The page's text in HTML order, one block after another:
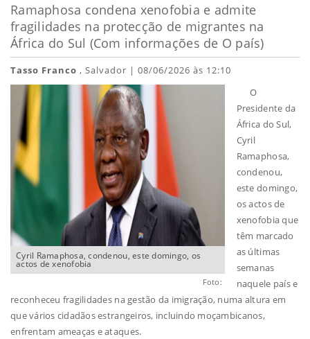
Ramaphosa condena xenofobia e admite
fragilidades na protecção de migrantes na
África do Sul (Com informações de O país)
Tasso Franco , Salvador | 08/06/2026 às 12:10
Cyril Ramaphosa, condenou, este domingo, os
actos de xenofobia
Foto:
O
Presidente da
África do Sul,
Cyril
Ramaphosa,
condenou,
este domingo,
os actos de
xenofobia que
têm marcado
as últimas
semanas
naquele país e
reconheceu fragilidades na gestão da imigração, numa altura em
que vários cidadãos estrangeiros, incluindo moçambicanos,
enfrentam ameaças e ataques.